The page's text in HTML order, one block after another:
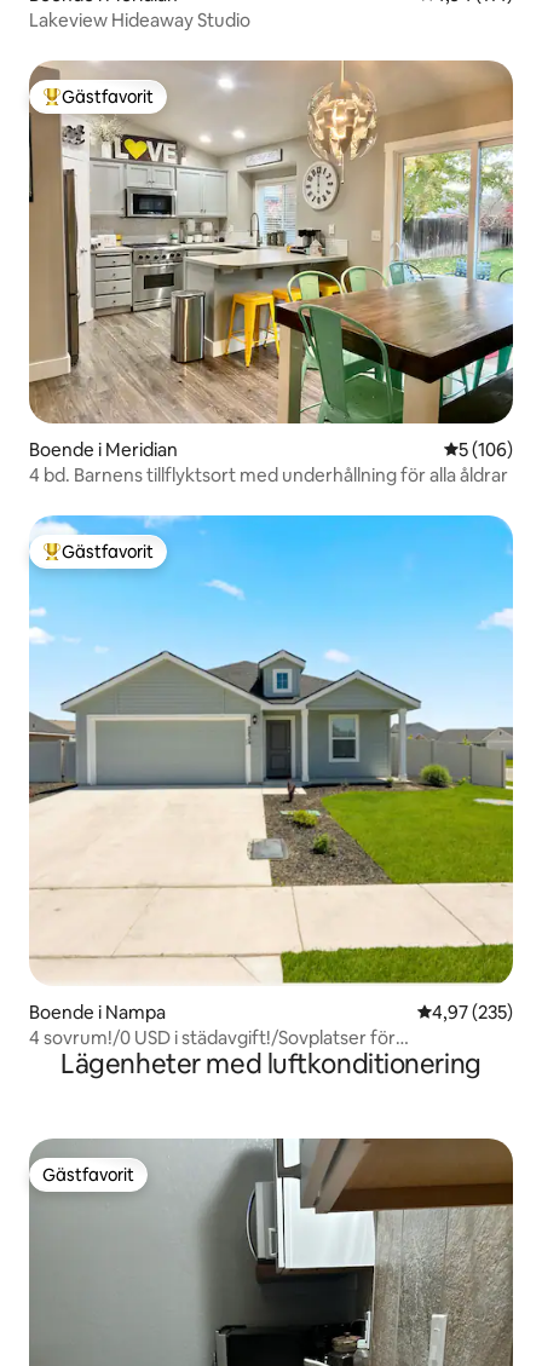
Lakeview Hideaway Studio
Populär gästfavorit
Gästfavorit
Boende i Meridian 5 av 5 i
5 (106)
4 bd. Barnens tillflyktsort med underhållning för alla åldrar
Populär gästfavorit
Gästfavorit
Boende i Nampa 4,97 av 5 i
4,97 (235)
4 sovrum!/0 USD i städavgift!/Sovplatser för
8/Nytt/Lugnt!
Lägenheter med luftkonditionering
Gästfavorit
Gästfavorit